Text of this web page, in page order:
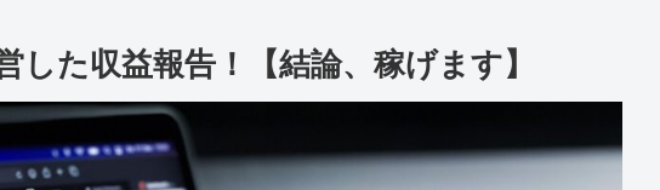
た収益報告！【結論、稼げます】